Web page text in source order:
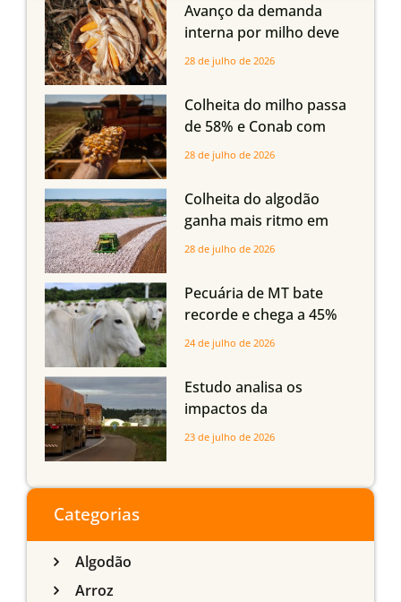
Avanço da demanda
interna por milho deve
compensar aumento da
em Mato Grosso, aponta
Imea
28 de julho de 2026
Colheita do milho passa
de 58% e Conab com
boas produtividades em
quedas em Tocantins,
Maranhão e Piauí
28 de julho de 2026
Colheita do algodão
ganha mais ritmo em
Mato Grosso, Mato
Maranhão
28 de julho de 2026
Pecuária de MT bate
recorde e chega a 45%
dos bovinos abatidos
24 de julho de 2026
Estudo analisa os
impactos da
infraestrutura logística
do Sul
23 de julho de 2026
Categorias
Algodão
Arroz